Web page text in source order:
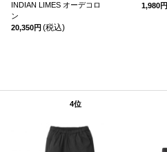
INDIAN LIMES オーデコロ
ン
20,350円 (税込)
1,980円
4位